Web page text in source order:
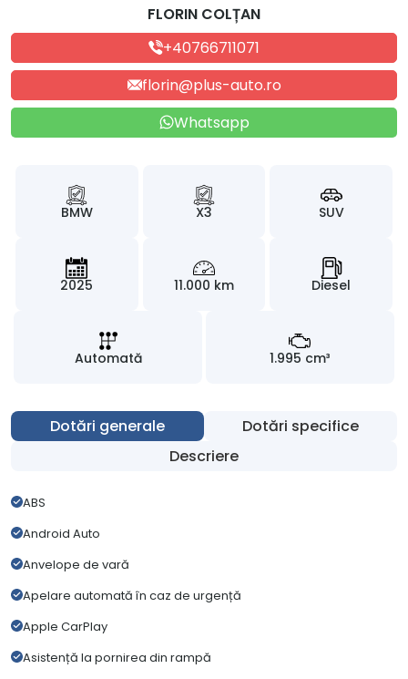
FLORIN COLȚAN
+40766711071
florin@plus-auto.ro
Whatsapp
BMW X3 SUV
2025 11.000 km Diesel
Automată 1.995 cm³
Dotări generale
Dotări specifice
Descriere
ABS
Android Auto
Anvelope de vară
Apelare automată în caz de urgență
Apple CarPlay
Asistență la pornirea din rampă